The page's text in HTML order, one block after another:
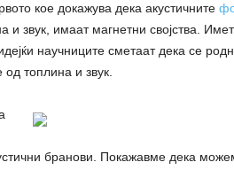
кое докажува дека акустичните
и звук, имаат магнетни својства.
научниците сметаат дека се
топлина и звук.
бранови. Покажавме дека